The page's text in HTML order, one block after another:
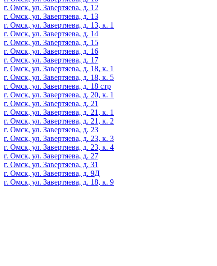
г. Омск, ул. Завертяева, д. 12
г. Омск, ул. Завертяева, д. 13
г. Омск, ул. Завертяева, д. 13, к. 1
г. Омск, ул. Завертяева, д. 14
г. Омск, ул. Завертяева, д. 15
г. Омск, ул. Завертяева, д. 16
г. Омск, ул. Завертяева, д. 17
г. Омск, ул. Завертяева, д. 18, к. 1
г. Омск, ул. Завертяева, д. 18, к. 5
г. Омск, ул. Завертяева, д. 18 стр
г. Омск, ул. Завертяева, д. 20, к. 1
г. Омск, ул. Завертяева, д. 21
г. Омск, ул. Завертяева, д. 21, к. 1
г. Омск, ул. Завертяева, д. 21, к. 2
г. Омск, ул. Завертяева, д. 23
г. Омск, ул. Завертяева, д. 23, к. 3
г. Омск, ул. Завертяева, д. 23, к. 4
г. Омск, ул. Завертяева, д. 27
г. Омск, ул. Завертяева, д. 31
г. Омск, ул. Завертяева, д. 9Д
г. Омск, ул. Завертяева, д. 18, к. 9